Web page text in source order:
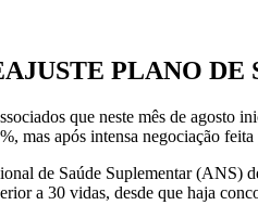
PLANO DE
que neste mês de agosto
mas após intensa negociação
de Saúde Suplementar
a 30 vidas, desde que haja